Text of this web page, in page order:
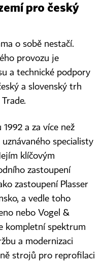
pro český
o sobě nestačí.
provozu je
a technické podpory
a slovenský trh
a za více než
specialisty
klíčovým
zastoupení
zastoupení Plasser
a vedle toho
nebo Vogel &
kompletní spektrum
a modernizaci
strojů pro reprofilaci